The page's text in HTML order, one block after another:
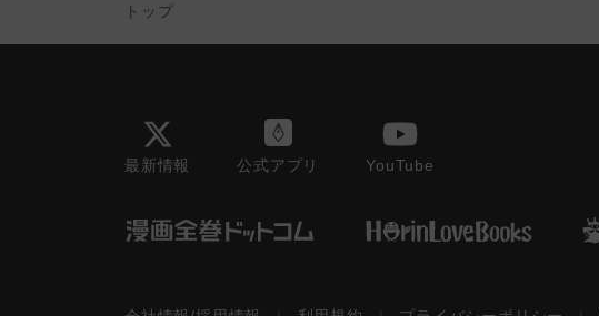
トップ
最新情報 公式アプリ YouTube